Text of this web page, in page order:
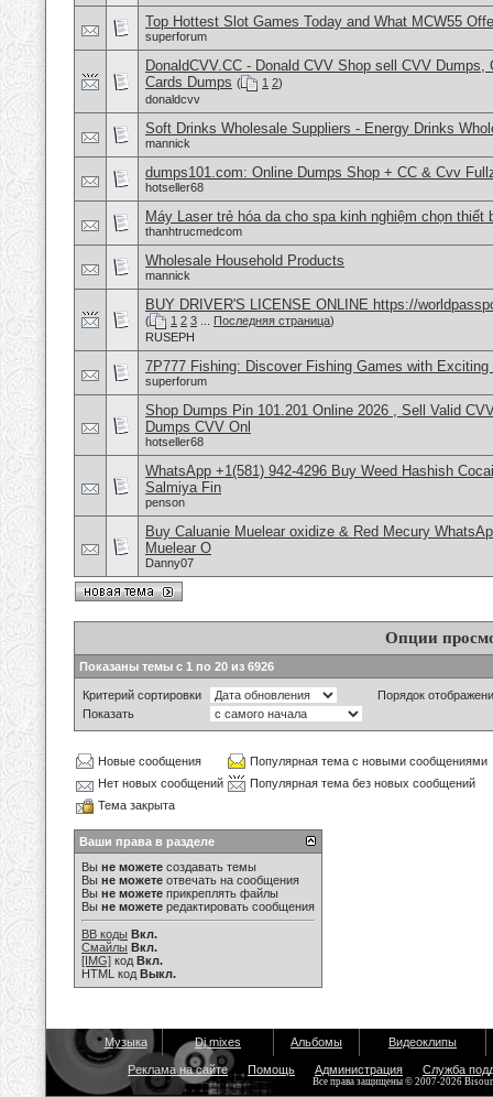
Top Hottest Slot Games Today and What MCW55
superforum
DonaldCVV.CC - Donald CVV Shop sell CVV Dumps,
Cards Dumps ( 1 2)
donaldcvv
Soft Drinks Wholesale Suppliers - Energy Drinks
mannick
dumps101.com: Online Dumps Shop + CC & Cvv
hotseller68
Máy Laser trẻ hóa da cho spa kinh nghiệm chọn thiết
thanhtrucmedcom
Wholesale Household Products
mannick
BUY DRIVER'S LICENSE ONLINE https://
( 1 2 3 Последняя страница)
RUSEPH
7P777 Fishing: Discover Fishing Games with
superforum
Shop Dumps Pin 101.201 Online 2026 , Sell Valid
Dumps CVV Onl
hotseller68
WhatsApp +1(581) 942-4296 Buy Weed Hashish
Salmiya Fin
penson
Buy Caluanie Muelear oxidize & Red Mecury
Muelear O
Danny07
Опции
Показаны темы с 1 по 20 из 6926
Критерий сортировки
Порядок
Показать
Новые сообщения
Популярная тема с новыми сообщениями
Нет новых сообщений
Популярная тема без новых сообщений
Тема закрыта
Ваши права в разделе
Вы не можете создавать темы
Вы не можете отвечать на сообщения
Вы не можете прикреплять файлы
Вы не можете редактировать сообщения
BB коды Вкл.
Смайлы Вкл.
[IMG] код Вкл.
HTML код Выкл.
Музыка Dj mixes Альбомы Видеоклипы
Реклама на сайте Помощь Администрация Служба
Все права защищены © 2007-2026